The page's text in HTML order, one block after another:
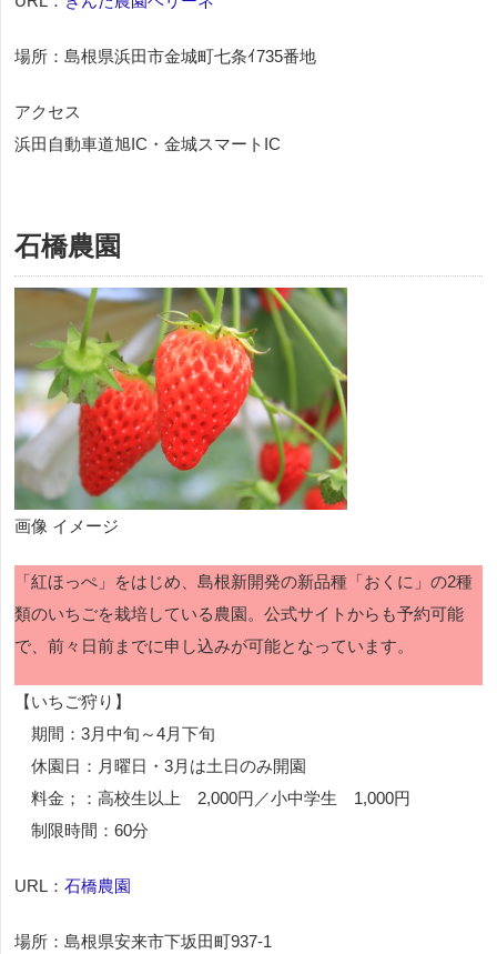
場所：島根県浜田市金城町七条ｲ735番地
アクセス
浜田自動車道旭IC・金城スマートIC
石橋農園
画像 イメージ
「紅ほっぺ」をはじめ、島根新開発の新品種「おくに」の2種
類のいちごを栽培している農園。公式サイトからも予約可能
で、前々日前までに申し込みが可能となっています。
【いちご狩り】
期間：3月中旬～4月下旬
休園日：月曜日・3月は土日のみ開園
料金；：高校生以上 2,000円／小中学生 1,000円
制限時間：60分
URL： 石橋農園
場所：島根県安来市下坂田町937-1